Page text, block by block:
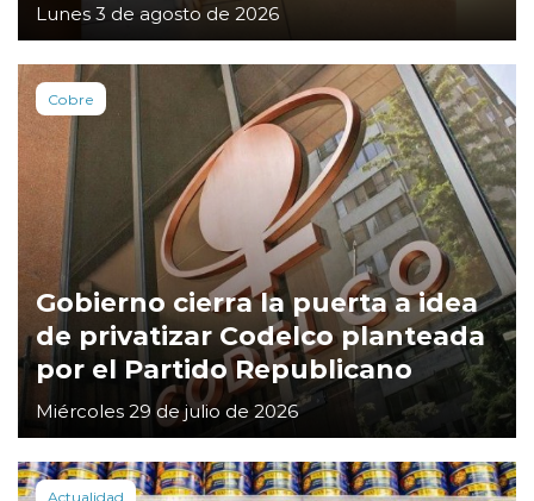
Lunes 3 de agosto de 2026
Cobre
Gobierno cierra la puerta a idea
de privatizar Codelco planteada
por el Partido Republicano
Miércoles 29 de julio de 2026
Actualidad